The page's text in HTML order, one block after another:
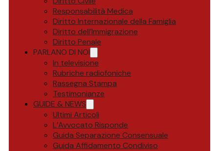
Responsabilità Medica
Diritto Internazionale della Famiglia
Diritto dell’Immigrazione
Diritto Penale
PARLANO DI NOI
In televisione
Rubriche radiofoniche
Rassegna Stampa
Testimonianze
GUIDE & NEWS
Ultimi Articoli
L’Avvocato Risponde
Guida Separazione Consensuale
Guida Affidamento Condiviso